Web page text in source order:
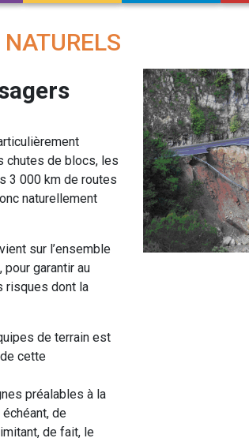
chutes de blocs, les
3 000 km de routes
naturellement
sur l’ensemble
garantir au
risques dont la
de terrain est
cette
préalables à la
de
de fait, le